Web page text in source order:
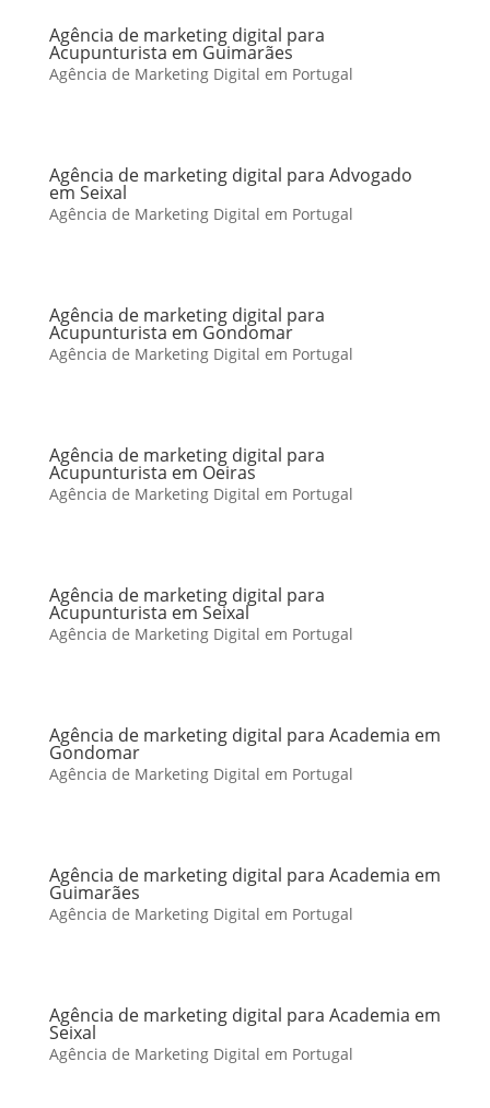
Agência de marketing digital para
Acupunturista em Guimarães
Agência de Marketing Digital em Portugal
Agência de marketing digital para Advogado
em Seixal
Agência de Marketing Digital em Portugal
Agência de marketing digital para
Acupunturista em Gondomar
Agência de Marketing Digital em Portugal
Agência de marketing digital para
Acupunturista em Oeiras
Agência de Marketing Digital em Portugal
Agência de marketing digital para
Acupunturista em Seixal
Agência de Marketing Digital em Portugal
Agência de marketing digital para Academia em
Gondomar
Agência de Marketing Digital em Portugal
Agência de marketing digital para Academia em
Guimarães
Agência de Marketing Digital em Portugal
Agência de marketing digital para Academia em
Seixal
Agência de Marketing Digital em Portugal